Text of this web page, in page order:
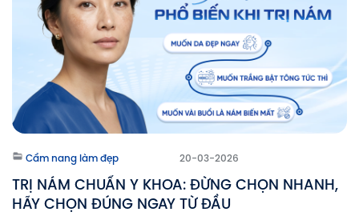
Cẩm nang làm đẹp 20-03-2026
TRỊ NÁM CHUẨN Y KHOA: ĐỪNG CHỌN NHANH,
HÃY CHỌN ĐÚNG NGAY TỪ ĐẦU